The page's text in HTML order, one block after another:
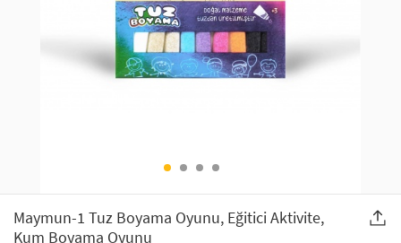
SAÇ AKSESUARLARI
GELİN / DÜĞÜN AKSESUARLARI
ŞAL VE FULAR
YILBAŞI ÜRÜNLERİ
Maymun-1 Tuz Boyama Oyunu, Eğitici Aktivite,
Kum Boyama Oyunu